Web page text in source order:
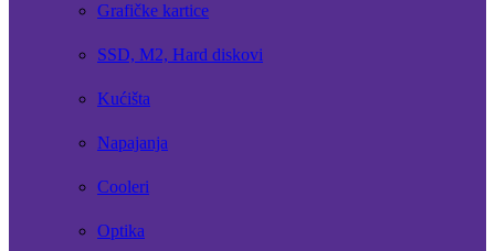
Grafičke kartice
SSD, M2, Hard diskovi
Kućišta
Napajanja
Cooleri
Optika